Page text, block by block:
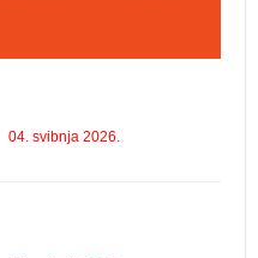
04. svibnja 2026.